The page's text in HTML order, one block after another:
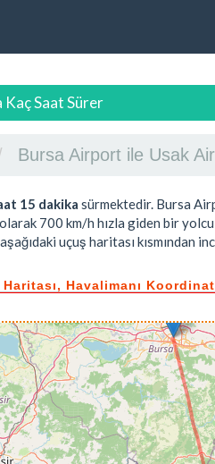
Saat Sürer
Bursa Airport ile Usak
15 dakika sürmektedir. Bursa
700 km/h hızla giden bir yolcu
uçuş haritası kısmından
Havalimanı